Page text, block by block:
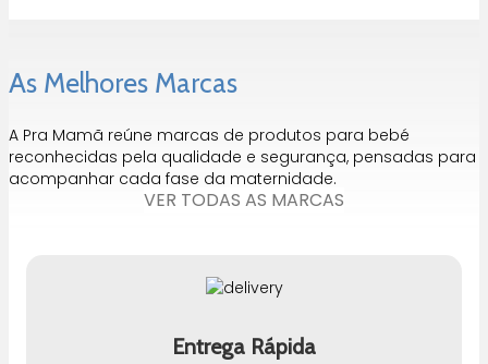
As Melhores Marcas
A Pra Mamã reúne marcas de produtos para bebé
reconhecidas pela qualidade e segurança, pensadas para
acompanhar cada fase da maternidade.
VER TODAS AS MARCAS
Entrega Rápida